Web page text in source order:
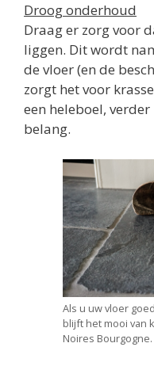
Droog onderhoud
Draag er zorg voor
liggen. Dit wordt
de vloer (en de
zorgt het voor
een heleboel,
belang.
Als u uw vloer
blijft het mooi van
Noires Bourgogne.